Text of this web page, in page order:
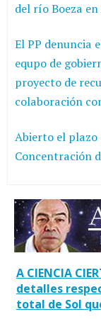
del río Boeza
El PP denuncia
equpo de
proyecto de
colaboración
Abierto el
Concentración
A CIENCIA
detalles
total de Sol